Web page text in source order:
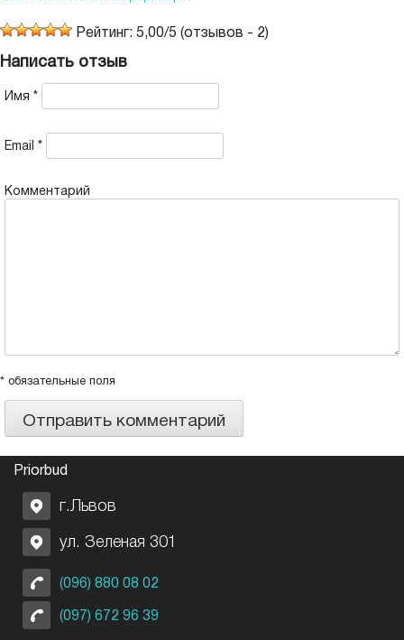
Рейтинг: 5,00/5 (отзывов - 2)
Написать отзыв
Имя *
Email *
Комментарий
* обязательные поля
Priorbud
г.Львов
ул. Зеленая 301
(096) 880 08 02
(097) 672 96 39